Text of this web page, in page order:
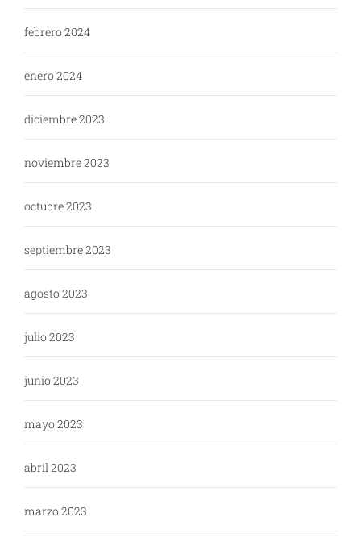
febrero 2024
enero 2024
diciembre 2023
noviembre 2023
octubre 2023
septiembre 2023
agosto 2023
julio 2023
junio 2023
mayo 2023
abril 2023
marzo 2023